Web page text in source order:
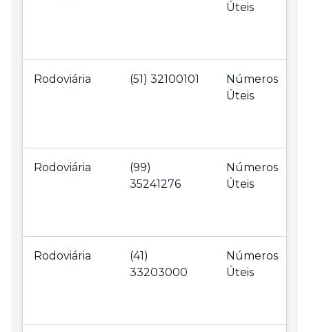
Úteis
Rodoviária (51) 32100101
Números
Úteis
Rodoviária
(99)
35241276
Números
Úteis
Rodoviária
(41)
33203000
Números
Úteis